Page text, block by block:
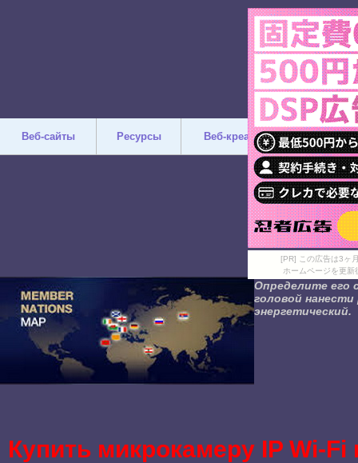
[PR] この広告は3ヶ
ホームページを更
Определите его
головой нанести
энергетический.
Купить микрокамеру IP Wi-
Веб-сайты Ресурсы Веб-креатив Дизайн